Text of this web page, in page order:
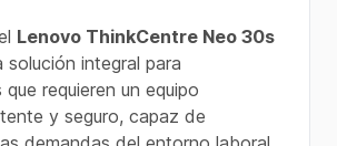
Lenovo ThinkCentre Neo 30s
solución integral para
requieren un equipo
y seguro, capaz de